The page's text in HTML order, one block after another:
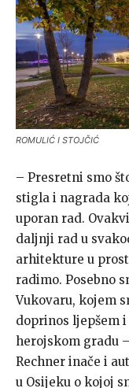
ROMULIĆ I STOJČIĆ
– Presretni smo
stigla i nagrada
uporan rad.
daljnji rad u
arhitekture u
radimo. Posebno
Vukovaru, kojem
doprinos ljepšem
herojskom gradu
Rechner inače i
u Osijeku o kojoj